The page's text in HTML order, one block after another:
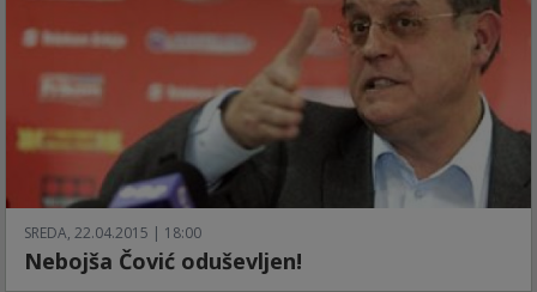
SREDA, 22.04.2015 | 18:00
Nebojša Čović oduševljen!